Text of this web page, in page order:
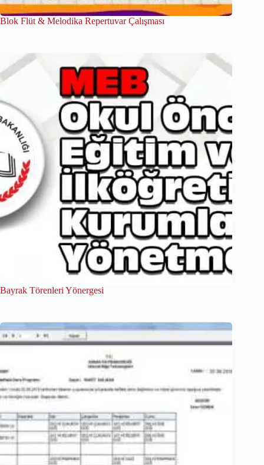
Blok Flüt & Melodika Repertuvar Çalışması
Bayrak Törenleri Yönergesi